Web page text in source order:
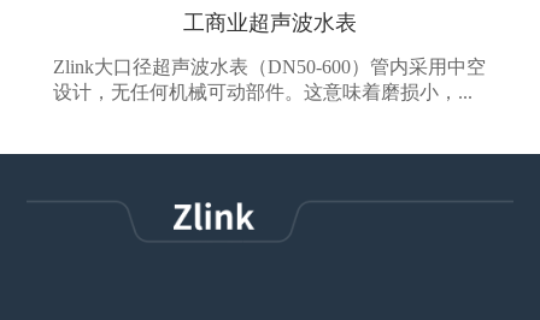
DN50-600）管内采用中空
件。这意味着磨损小，...
通过采用无磁传感器和特殊的
传无磁水表不仅不会受到外界